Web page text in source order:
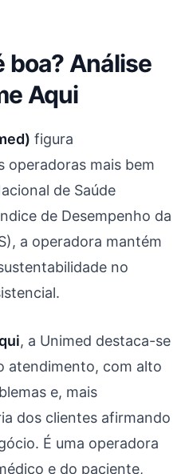
boa? Análise
Aqui
figura
operadoras mais bem
de Saúde
de Desempenho da
a operadora mantém
no
, a Unimed destaca-se
atendimento, com alto
e, mais
dos clientes afirmando
É uma operadora
e do paciente,